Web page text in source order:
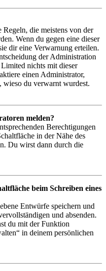
die meistens von der
Wenn du gegen eine dieser
dir eine Verwarnung erteilen.
der Administration
nichts mit dieser
einen Administrator,
wieso du verwarnt wurdest.
melden?
Berechtigungen
in der Nähe des
Du wirst dann durch die
beim Schreiben eines
Entwürfe speichern und
und absenden.
du mit der Funktion
in deinem persönlichen